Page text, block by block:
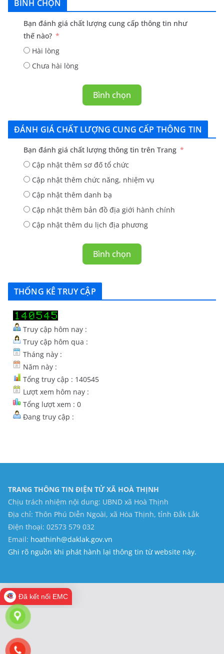
BÌNH CHỌN
Bạn đánh giá chất lượng cung cấp thông tin như
thế nào?
Hài lòng
Chưa hài lòng
Bình chọn
ĐÁNH GIÁ CHẤT LƯỢNG CUNG CẤP THÔNG TIN
Bạn đánh giá chất lượng thông tin trên Trang
Cập nhật thêm sơ đố tổ chức
Cập nhật thêm chức năng, nhiệm vụ
Cập nhật thêm danh bạ
Cập nhật thêm bản đồ địa giới hành chính
Cập nhật thêm du lịch địa phương
Bình chọn
THỐNG KÊ TRUY CẬP
Truy cập hôm nay :
Truy cập hôm qua :
Tháng này :
Năm này :
Tổng truy cập : 140545
Lượt xem hôm nay :
Tổng lượt xem : 0
Đang truy cập :
TRANG THÔNG TIN ĐIỆN TỬ XÃ HOÀ THỊNH
Chịu trách nhiệm nội dung: UBND xã Hoà Thịnh
Địa chỉ: Thôn Phú Diễn Ngoài, xã Hòa Thịnh, tỉnh Đắk Lắk
Điện thoại: 02573 579 032
Email: hoathinh@daklak.gov.vn
Ghi rõ nguồn khi phát hành lại thông tin từ website này.
Đã kết nối EMC